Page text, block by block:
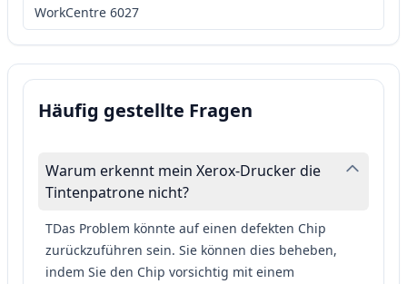
WorkCentre 6027
Häufig gestellte Fragen
Warum erkennt mein Xerox-Drucker die
Tintenpatrone nicht?
TDas Problem könnte auf einen defekten Chip
zurückzuführen sein. Sie können dies beheben,
indem Sie den Chip vorsichtig mit einem